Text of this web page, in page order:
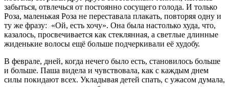
забыться, отвлечься от постоянно сосущего голода. И только
Роза, маленькая Роза не переставала плакать, повторяя одну и
ту же фразу: «Ой, есть хочу». Она была настолько худа, что,
казалось, просвечивается как стеклянная, а светлые длинные
жиденькие волосы ещё больше подчеркивали её худобу.
В феврале, дней, когда нечего было есть, становилось больше
и больше. Паша видела и чувствовала, как с каждым днем
силы покидают всех. Укладывая детей спать, с ужасом думала,